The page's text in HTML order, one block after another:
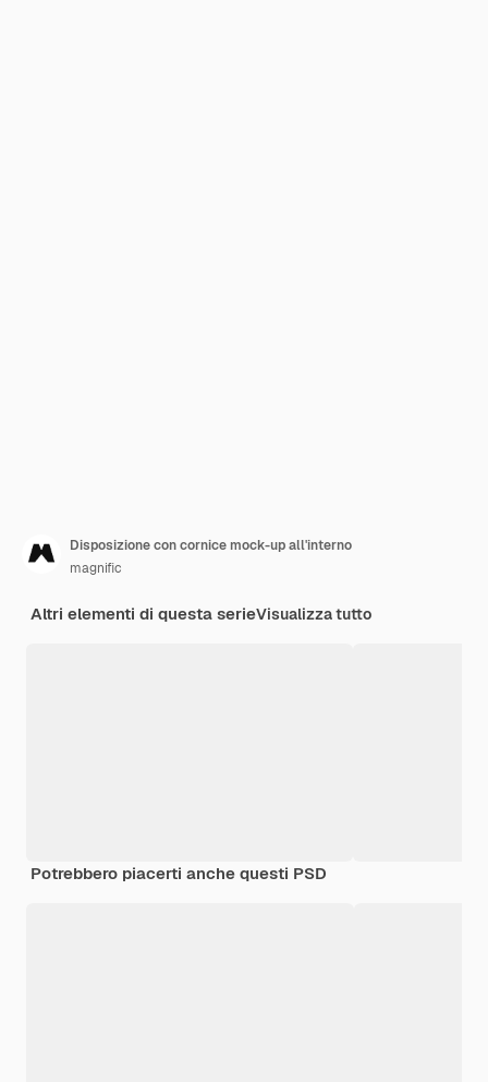
Disposizione con cornice mock-up all'interno
magnific
Altri elementi di questa serieVisualizza tutto
Potrebbero piacerti anche questi PSD